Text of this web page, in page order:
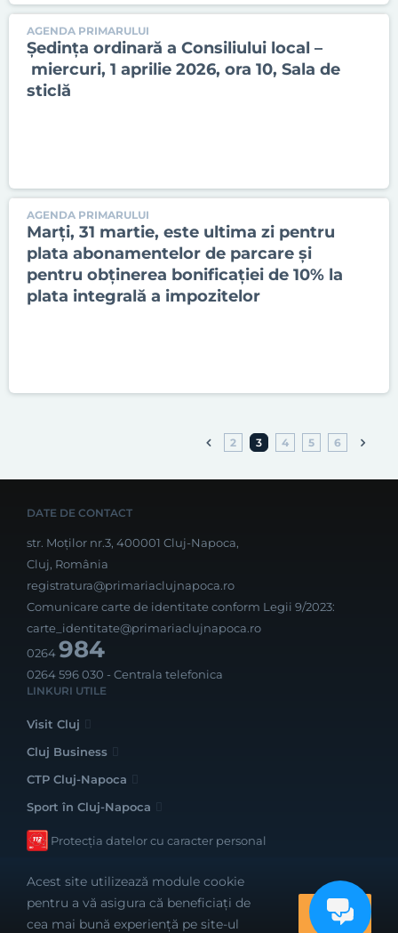
AGENDA PRIMARULUI
Ședinţa ordinară a Consiliului local –
miercuri, 1 aprilie 2026, ora 10, Sala de
sticlă
AGENDA PRIMARULUI
Marți, 31 martie, este ultima zi pentru
plata abonamentelor de parcare și
pentru obținerea bonificației de 10% la
plata integrală a impozitelor
2 3 4 5 6
DATE DE CONTACT
str. Moților nr.3, 400001 Cluj-Napoca,
Cluj, România
registratura@primariaclujnapoca.ro
Comunicare carte de identitate conform Legii 9/2023:
carte_identitate@primariaclujnapoca.ro
0264984
0264 596 030 - Centrala telefonica
LINKURI UTILE
Visit Cluj
Cluj Business
CTP Cluj-Napoca
Sport în Cluj-Napoca
Protecția datelor cu caracter personal
Acest site utilizează module cookie
pentru a vă asigura că beneficiați de
cea mai bună experiență pe site-ul
OK